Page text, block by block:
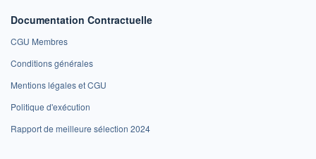
Documentation Contractuelle
CGU Membres
Conditions générales
Mentions légales et CGU
Politique d'exécution
Rapport de meilleure sélection 2024